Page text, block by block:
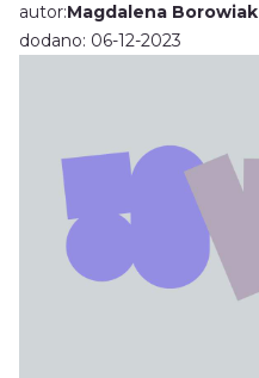
autor:Magdalena Borowiak
dodano: 06-12-2023